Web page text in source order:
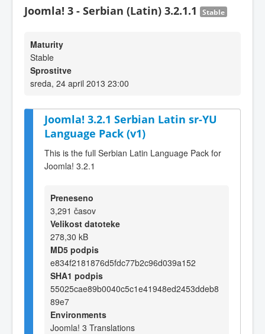
Joomla! 3 - Serbian (Latin) 3.2.1.1 Stable
Maturity
Stable
Sprostitve
sreda, 24 april 2013 23:00
Joomla! 3.2.1 Serbian Latin sr-YU
Language Pack (v1)
This is the full Serbian Latin Language Pack for
Joomla! 3.2.1
Preneseno
3,291 časov
Velikost datoteke
278,30 kB
MD5 podpis
e834f2181876d5fdc77b2c96d039a152
SHA1 podpis
55025cae89b0040c5c1e41948ed2453ddeb8
89e7
Environments
Joomla! 3 Translations